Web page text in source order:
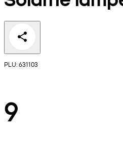
PLU: 631103
9